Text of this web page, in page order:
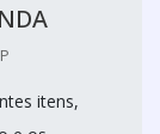
itens,